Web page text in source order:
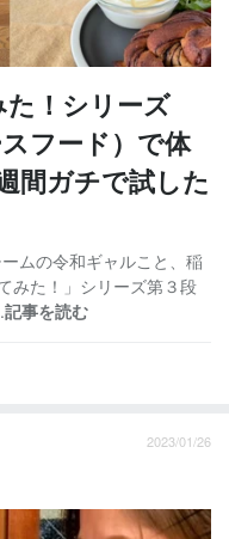
！シリーズ
フード）で体
間ガチで試した
ムの令和ギャルこと、稲
みた！」シリーズ第３段
記事を読む
2023/01/26